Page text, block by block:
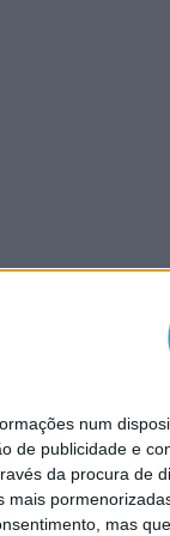
num
de publicidade e
da procura
mas
SITES